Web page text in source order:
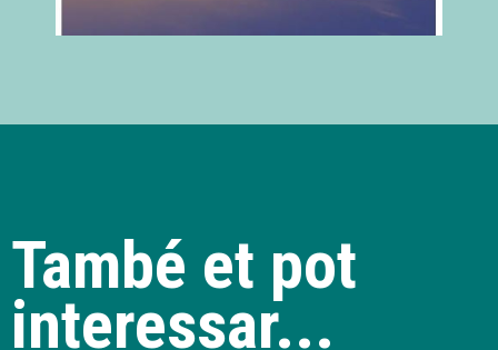
També et pot
interessar...